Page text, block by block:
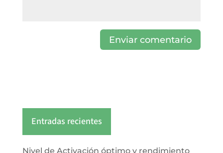
Entradas recientes
Nivel de Activación óptimo y rendimiento